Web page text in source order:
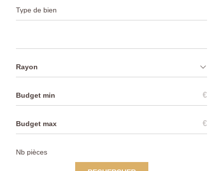
Rayon
€
€